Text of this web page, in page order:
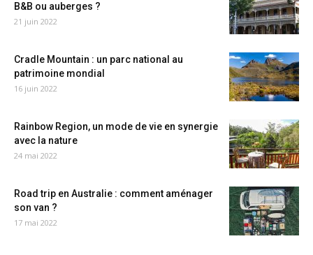
B&B ou auberges ?
21 juin 2022
Cradle Mountain : un parc national au
patrimoine mondial
16 juin 2022
Rainbow Region, un mode de vie en synergie
avec la nature
24 mai 2022
Road trip en Australie : comment aménager
son van ?
17 mai 2022